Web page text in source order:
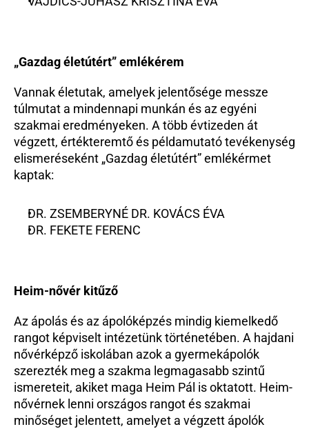
„Gazdag életútért” emlékérem
Vannak életutak, amelyek jelentősége messze
túlmutat a mindennapi munkán és az egyéni
szakmai eredményeken. A több évtizeden át
végzett, értékteremtő és példamutató tevékenység
elismeréseként „Gazdag életútért” emlékérmet
kaptak:
DR. ZSEMBERYNÉ DR. KOVÁCS ÉVA
DR. FEKETE FERENC
Heim-nővér kitűző
Az ápolás és az ápolóképzés mindig kiemelkedő
rangot képviselt intézetünk történetében. A hajdani
nővérképző iskolában azok a gyermekápolók
szerezték meg a szakma legmagasabb szintű
ismereteit, akiket maga Heim Pál is oktatott. Heim-
nővérnek lenni országos rangot és szakmai
minőséget jelentett, amelyet a végzett ápolók